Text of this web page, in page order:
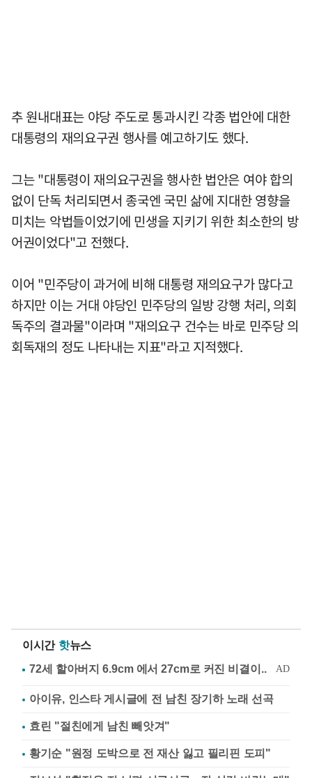
추 원내대표는 야당 주도로 통과시킨 각종 법안에 대한
대통령의 재의요구권 행사를 예고하기도 했다.
그는 "대통령이 재의요구권을 행사한 법안은 여야 합의
없이 단독 처리되면서 종국엔 국민 삶에 지대한 영향을
미치는 악법들이었기에 민생을 지키기 위한 최소한의 방
어권이었다"고 전했다.
이어 "민주당이 과거에 비해 대통령 재의요구가 많다고
하지만 이는 거대 야당인 민주당의 일방 강행 처리, 의회
독주의 결과물"이라며 "재의요구 건수는 바로 민주당 의
회독재의 정도 나타내는 지표"라고 지적했다.
이시간 핫뉴스
아이유, 인스타 게시글에 전 남친 장기하 노래 선곡
효린 "절친에게 남친 빼앗겨"
황기순 "원정 도박으로 전 재산 잃고 필리핀 도피"